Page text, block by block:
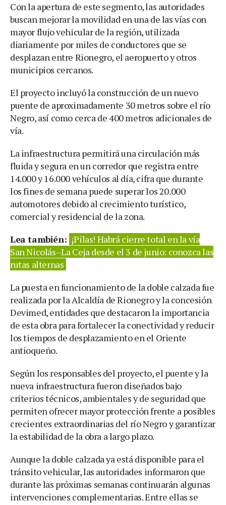
Con la apertura de este segmento, las autoridades
buscan mejorar la movilidad en una de las vías con
mayor flujo vehicular de la región, utilizada
diariamente por miles de conductores que se
desplazan entre Rionegro, el aeropuerto y otros
municipios cercanos.
El proyecto incluyó la construcción de un nuevo
puente de aproximadamente 30 metros sobre el río
Negro, así como cerca de 400 metros adicionales de
vía.
La infraestructura permitirá una circulación más
fluida y segura en un corredor que registra entre
14.000 y 16.000 vehículos al día, cifra que durante
los fines de semana puede superar los 20.000
automotores debido al crecimiento turístico,
comercial y residencial de la zona.
Lea también: ¡Pilas! Habrá cierre total en la vía
San Nicolás–La Ceja desde el 3 de junio: conozca las
rutas alternas
La puesta en funcionamiento de la doble calzada fue
realizada por la Alcaldía de Rionegro y la concesión
Devimed, entidades que destacaron la importancia
de esta obra para fortalecer la conectividad y reducir
los tiempos de desplazamiento en el Oriente
antioqueño.
Según los responsables del proyecto, el puente y la
nueva infraestructura fueron diseñados bajo
criterios técnicos, ambientales y de seguridad que
permiten ofrecer mayor protección frente a posibles
crecientes extraordinarias del río Negro y garantizar
la estabilidad de la obra a largo plazo.
Aunque la doble calzada ya está disponible para el
tránsito vehicular, las autoridades informaron que
durante las próximas semanas continuarán algunas
intervenciones complementarias. Entre ellas se